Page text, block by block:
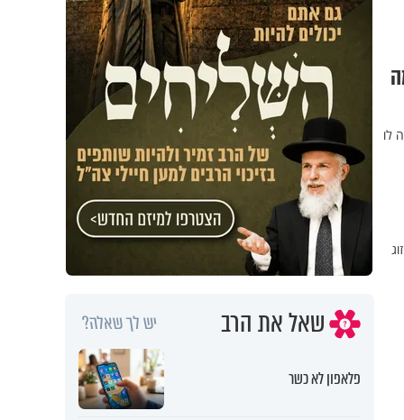
לו
פערו זוג
שאל את הרב יש לך שאלה?
פלאפון לא כשר